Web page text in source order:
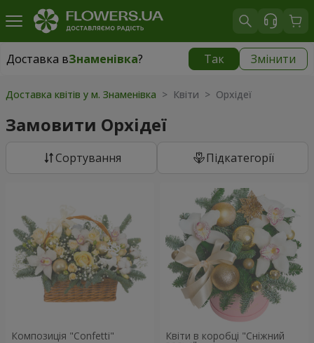
Доставка вЗнаменівка? Так Змінити
Доставка вЗнаменівка| безкоштовно
Доставка квітів у м. Знаменівка > Квіти > Орхідеї
Замовити Орхідеї
Сортування Підкатегорії
Композиція "Confetti" Квіти в коробці "Сніжний